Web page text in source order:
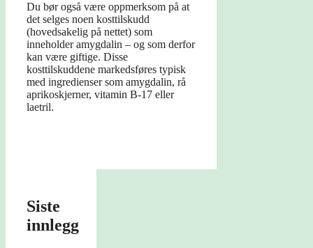
Du bør også være oppmerksom på at
det selges noen kosttilskudd
(hovedsakelig på nettet) som
inneholder amygdalin – og som derfor
kan være giftige. Disse
kosttilskuddene markedsføres typisk
med ingredienser som amygdalin, rå
aprikoskjerner, vitamin B-17 eller
laetril.
Siste
innlegg